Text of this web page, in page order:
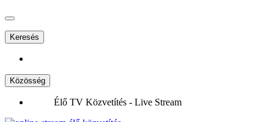
Keresés
Közösség
Élő TV Közvetítés - Live Stream